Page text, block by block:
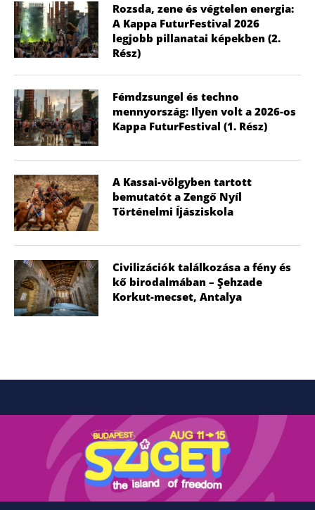
Rozsda, zene és végtelen energia:
A Kappa FuturFestival 2026
legjobb pillanatai képekben (2.
Rész)
Fémdzsungel és techno
mennyország: Ilyen volt a 2026-os
Kappa FuturFestival (1. Rész)
A Kassai-völgyben tartott
bemutatót a Zengő Nyíl
Történelmi Íjásziskola
Civilizációk találkozása a fény és
kő birodalmában – Şehzade
Korkut-mecset, Antalya